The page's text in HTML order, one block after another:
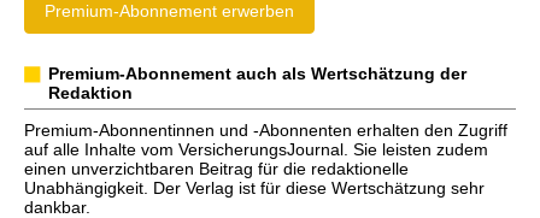
Premium-Abonnement erwerben
Premium-Abonnement auch als Wertschätzung der
Redaktion
Premium-Abonnentinnen und -Abonnenten erhalten den Zugriff
auf alle Inhalte vom VersicherungsJournal. Sie leisten zudem
einen unverzichtbaren Beitrag für die redaktionelle
Unabhängigkeit. Der Verlag ist für diese Wertschätzung sehr
dankbar.